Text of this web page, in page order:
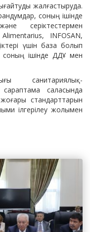
жалғастыруда.
соның ішінде
серіктестермен
INFOSAN,
үшін база болып
ішінде ДДҰ мен
санитариялық-
саласында
стандарттарын
ілгерілеу жолымен